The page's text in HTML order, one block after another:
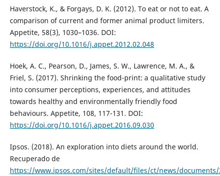
Haverstock, K., & Forgays, D. K. (2012). To eat or not to eat. A
comparison of current and former animal product limiters.
Appetite, 58(3), 1030–1036. DOI:
https://doi.org/10.1016/j.appet.2012.02.048
Hoek, A. C., Pearson, D., James, S. W., Lawrence, M. A., &
Friel, S. (2017). Shrinking the food-print: a qualitative study
into consumer perceptions, experiences, and attitudes
towards healthy and environmentally friendly food
behaviours. Appetite, 108, 117-131. DOI:
https://doi.org/10.1016/j.appet.2016.09.030
Ipsos. (2018). An exploration into diets around the world.
Recuperado de
https://www.ipsos.com/sites/default/files/ct/news/documents/